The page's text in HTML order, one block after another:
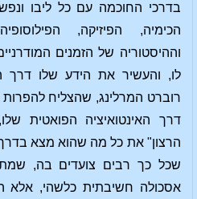
בדרכי החוכמה עם כל ליבו
הכימיה, הפיזיקה,
וההיסטוריה של הזמנים
לו, והעשיר את הידע שלו דרך
רוברט המרלינג, שהצליח
דרך האינטואיציה הפואטית
הרצון" את כל מה שהוא מצא בדרך
שכל כך רבים צועדים בה,
אסכולה חשיבתית כלשהי, אלא